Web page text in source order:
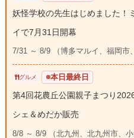
妖怪学校の先生はじめました！
イで7月31日開幕
7/31 ～ 8/9 （博多マルイ、福岡市
グルメ 本日最終日
第4回花農丘公園親子まつり
シェ＆めだか販売
8/8 ～ 8/9 （北九州、北九州市、小